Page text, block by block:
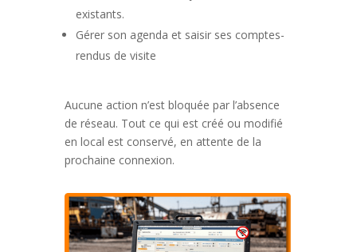
existants.
Gérer son agenda et saisir ses comptes-
rendus de visite
Aucune action n’est bloquée par l’absence
de réseau. Tout ce qui est créé ou modifié
en local est conservé, en attente de la
prochaine connexion.